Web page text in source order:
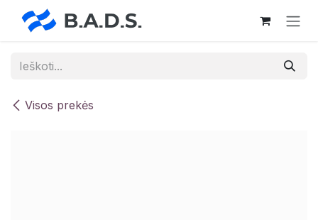
Skip to Content
Visos prekės